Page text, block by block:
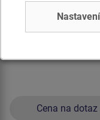
Cena na dotaz
Nastavení